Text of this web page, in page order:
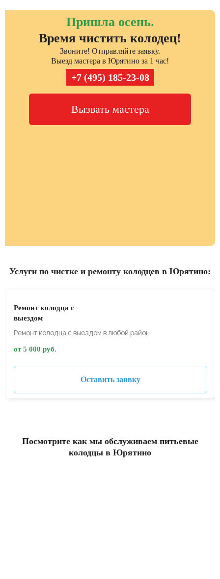
Пришла осень.
Время чистить колодец!
Звоните! Отправляйте заявку.
Выезд мастера в Юрятино за 1 час!
+7 (495) 185-23-08
Вызвать мастера
Услуги по чистке и ремонту колодцев в Юрятино:
Ремонт колодца с
выездом
Ремонт колодца с выездом в любой район
от 5 000 руб.
Оставить заявку
Посмотрите как мы обслуживаем питьевые
колодцы в Юрятино